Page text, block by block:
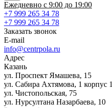
Ежедневно с 9:00 до 19:00
+7 999 265 34 78
+7 999 265 34 78
Заказать звонок
E-mail
info@centrpola.ru
Адрес
Казань
ул. Проспект Ямашева, 15
ул. Сабира Ахтямова, 1 корпус 1
ул. Чистопольская, 75
ул. Нурсултана Назарбаева, 10